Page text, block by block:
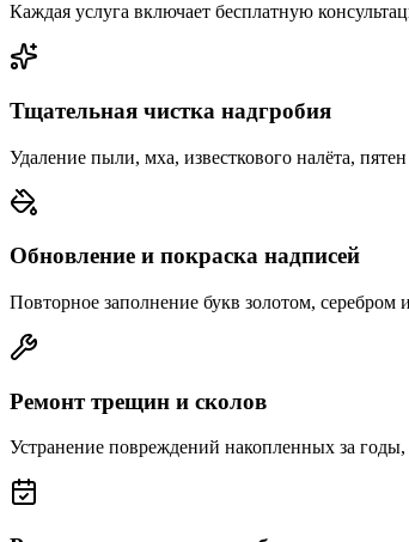
Каждая услуга включает бесплатную
Тщательная чистка надгробия
Удаление пыли, мха, известкового налёта,
Обновление и покраска надписей
Повторное заполнение букв золотом,
Ремонт трещин и сколов
Устранение повреждений накопленных за